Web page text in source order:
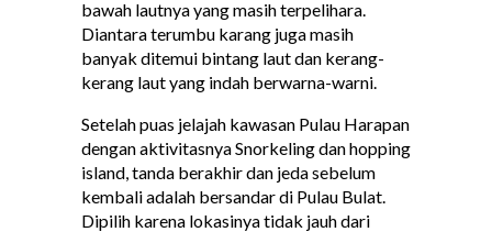
bawah lautnya yang masih terpelihara.
Diantara terumbu karang juga masih
banyak ditemui bintang laut dan kerang-
kerang laut yang indah berwarna-warni.
Setelah puas jelajah kawasan Pulau Harapan
dengan aktivitasnya Snorkeling dan hopping
island, tanda berakhir dan jeda sebelum
kembali adalah bersandar di Pulau Bulat.
Dipilih karena lokasinya tidak jauh dari